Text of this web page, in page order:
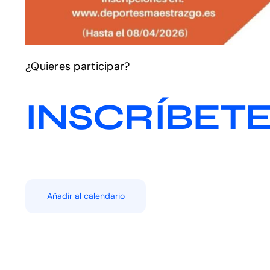
¿Quieres participar?
Añadir al calendario